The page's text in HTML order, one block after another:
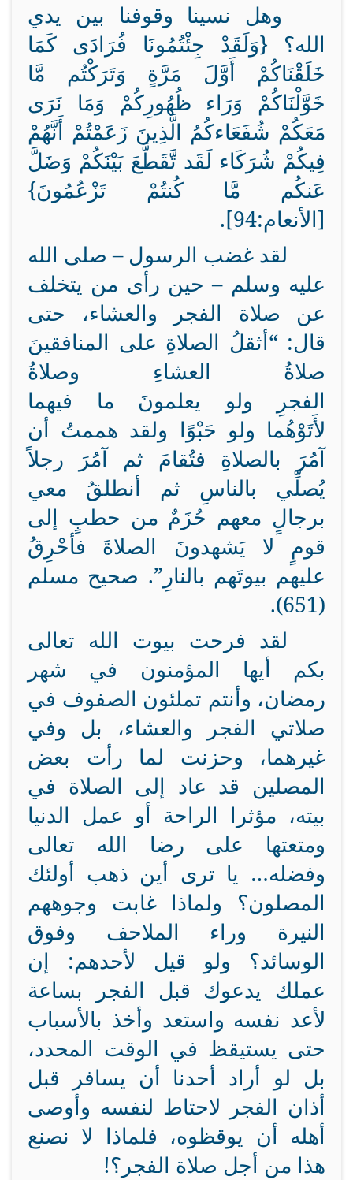
وهل نسينا وقوفنا بين يدي
الله؟ {وَلَقَدْ جِئْتُمُونَا فُرَادَى كَمَا
خَلَقْنَاكُمْ أَوَّلَ مَرَّةٍ وَتَرَكْتُم مَّا
خَوَّلْنَاكُمْ وَرَاء ظُهُورِكُمْ وَمَا نَرَى
مَعَكُمْ شُفَعَاءكُمُ الَّذِينَ زَعَمْتُمْ أَنَّهُمْ
فِيكُمْ شُرَكَاء لَقَد تَّقَطَّعَ بَيْنَكُمْ وَضَلَّ
عَنكُم مَّا كُنتُمْ تَزْعُمُونَ}
[الأنعام:94].
لقد غضب الرسول – صلى الله
عليه وسلم – حين رأى من يتخلف
عن صلاة الفجر والعشاء، حتى
قال: “أثقلُ الصلاةِ على المنافقينَ
صلاةُ العشاءِ وصلاةُ
الفجرِ
ولو
يعلمونَ ما فيهما
لأَتَوْهُما ولو حَبْوًا ولقد هممتُ أن
آمُرَ بالصلاةِ فتُقامَ ثم آمُرَ رجلاً
يُصلِّي بالناسِ ثم أنطلقُ معي
برجالٍ معهم حُزَمٌ من حطبٍ إلى
قومٍ لا يَشهدونَ الصلاةَ فأحْرِقُ
عليهم بيوتَهم بالنارِ”. صحيح مسلم
(651).
لقد فرحت بيوت الله تعالى
بكم أيها المؤمنون في شهر
رمضان، وأنتم تملئون الصفوف في
صلاتي الفجر والعشاء، بل وفي
غيرهما، وحزنت لما رأت بعض
المصلين قد عاد إلى الصلاة في
بيته، مؤثرا الراحة أو عمل الدنيا
ومتعتها على رضا الله تعالى
وفضله… يا ترى أين ذهب أولئك
المصلون؟ ولماذا غابت وجوههم
النيرة وراء الملاحف وفوق
الوسائد؟ ولو قيل لأحدهم: إن
عملك يدعوك قبل الفجر بساعة
لأعد نفسه واستعد وأخذ بالأسباب
حتى يستيقظ في الوقت المحدد،
بل لو أراد أحدنا أن يسافر قبل
أذان الفجر لاحتاط لنفسه وأوصى
أهله أن يوقظوه، فلماذا لا نصنع
هذا من أجل صلاة الفجر؟!